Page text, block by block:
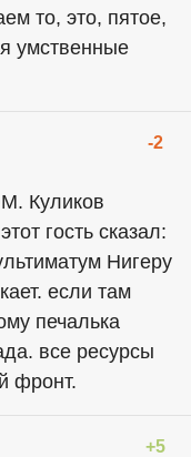
то, это, пятое,
умственные
-2
Куликов
гость сказал:
Нигеру
если там
печалька
все ресурсы
фронт.
+5